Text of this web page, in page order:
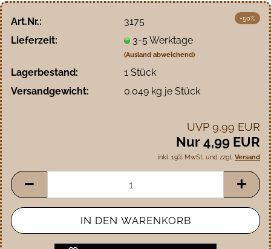
-50%
Art.Nr.:
3175
Lieferzeit:
3-5 Werktage
(Ausland abweichend)
Lagerbestand: 1 Stück
Versandgewicht:
0.049kg je Stück
UVP 9,99 EUR
Nur 4,99 EUR
inkl. 19% MwSt. und zzgl. Versand